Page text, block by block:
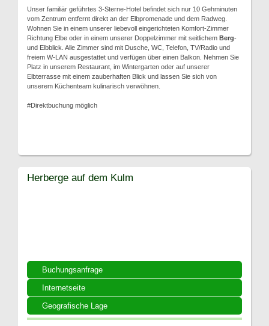
Unser familiär geführtes 3-Sterne-Hotel befindet sich nur 10 Gehminuten
vom Zentrum entfernt direkt an der Elbpromenade und dem Radweg.
Wohnen Sie in einem unserer liebevoll eingerichteten Komfort-Zimmer
Richtung Elbe oder in einem unserer Doppelzimmer mit seitlichem Berg-
und Elbblick. Alle Zimmer sind mit Dusche, WC, Telefon, TV/Radio und
freiem W-LAN ausgestattet und verfügen über einen Balkon. Nehmen Sie
Platz in unserem Restaurant, im Wintergarten oder auf unserer
Elbterrasse mit einem zauberhaften Blick und lassen Sie sich von
unserem Küchenteam kulinarisch verwöhnen.
#Direktbuchung möglich
Buchungsanfrage
Internetseite
Geografische Lage
Herberge auf dem Kulm